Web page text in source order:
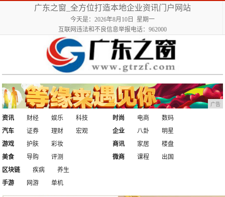
广东之窗_全方位打造本地企业资讯门户网站
今天是：2026年8月10日 星期一
互联网违法和不良信息举报电话：962000
广告
资讯 财经 娱乐
科技
汽车
证券 理财 宏观
时尚 电商
数码
企业
八卦
明星
游戏
护肤
彩妆
美食
导购 评测
商讯 家居
楼盘
微商
课程
出国
区块链
疾病
养生
手游
网游 单机